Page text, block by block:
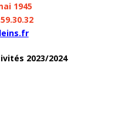
1945
2023/2024